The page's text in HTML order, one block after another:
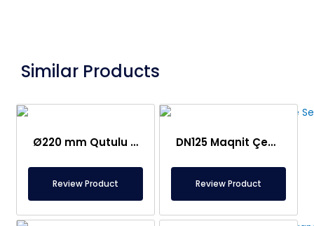
Similar Products
Ø220 mm Qutulu Maqnit Tor Ayırıcı
Review Product
DN125 Maqnit Çekmecə Ayırıcı – Neodim Maqnit ilə – Şassi və Çubuqlar 304L Paslanmaz
Review Product